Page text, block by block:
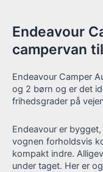
Endeavour
campervan
Endeavour Camper
og 2 børn og er det
frihedsgrader på
Endeavour er
vognen forholdsvis
kompakt indre.
under taget. Her er